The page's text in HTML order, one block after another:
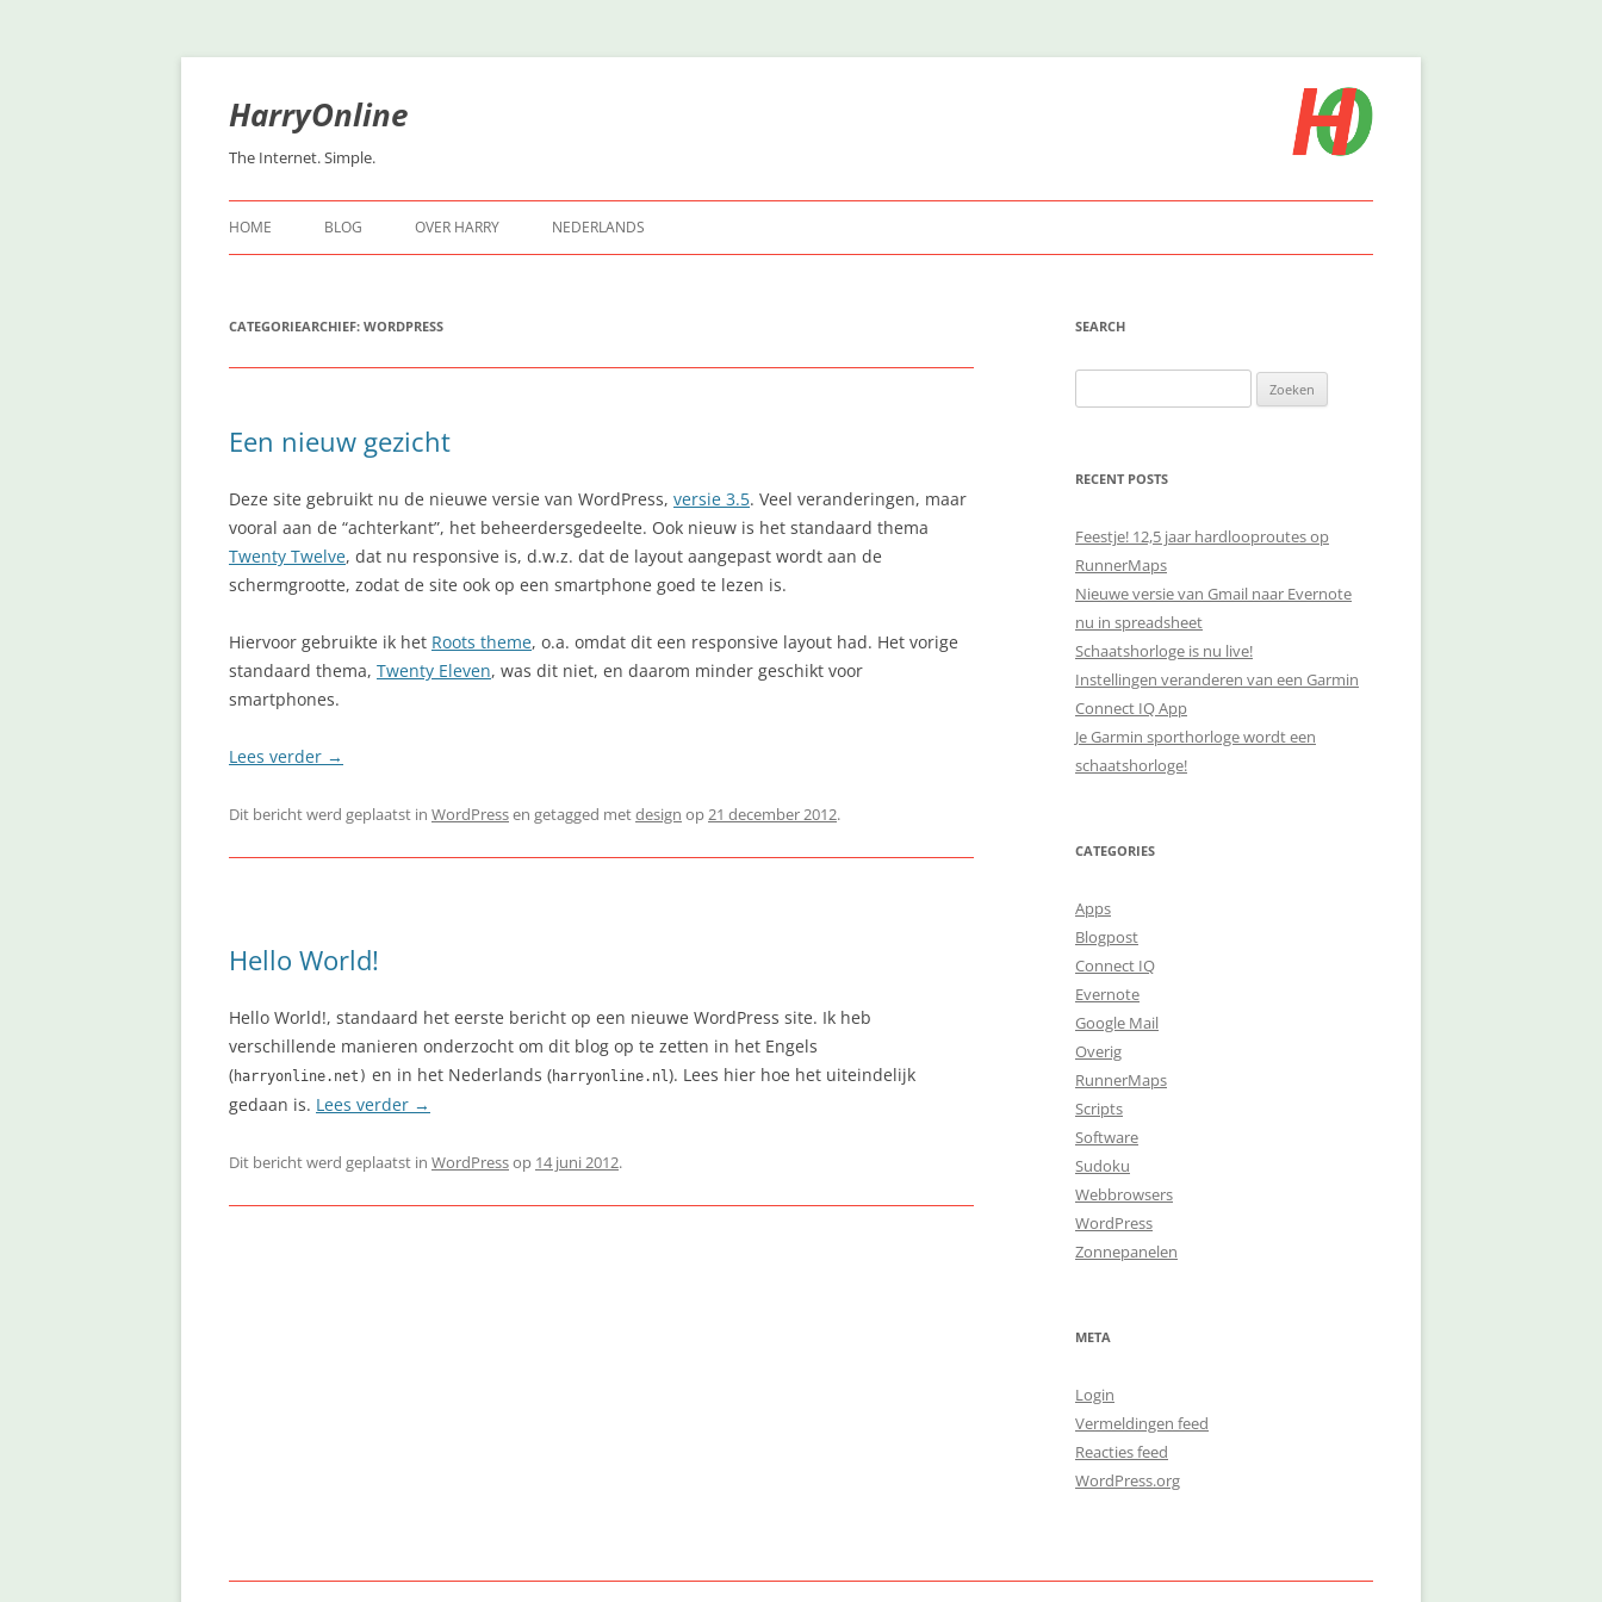
Ga
inhoud
HarryOnline
The Internet. Simple.
HOME BLOG OVER HARRY NEDERLANDS
CATEGORIEARCHIEF: WORDPRESS
Een nieuw gezicht
Deze site gebruikt nu de nieuwe versie van WordPress, versie 3.5. Veel veranderingen, maar
vooral aan de “achterkant”, het beheerdersgedeelte. Ook nieuw is het standaard thema
Twenty Twelve, dat nu responsive is, d.w.z. dat de layout aangepast wordt aan de
schermgrootte, zodat de site ook op een smartphone goed te lezen is.
Hiervoor gebruikte ik het Roots theme, o.a. omdat dit een responsive layout had. Het vorige
standaard thema, Twenty Eleven, was dit niet, en daarom minder geschikt voor
smartphones.
Lees verder →
Dit bericht werd geplaatst in WordPressen getagged metdesign op21 december 2012.
Hello World!
Hello World!, standaard het eerste bericht op een nieuwe WordPress site. Ik heb
verschillende manieren onderzocht om dit blog op te zetten in het Engels
(harryonline.net) en in het Nederlands (harryonline.nl). Lees hier hoe het uiteindelijk
gedaan is. Lees verder →
Dit bericht werd geplaatst in WordPressop 14 juni 2012.
SEARCH
naar:
RECENT POSTS
Feestje! 12,5 jaar hardlooproutes op
RunnerMaps
Nieuwe versie van Gmail naar Evernote
nu in spreadsheet
Schaatshorloge is nu live!
Instellingen veranderen van een Garmin
Connect IQ App
Je Garmin sporthorloge wordt een
schaatshorloge!
CATEGORIES
Apps
Blogpost
Connect IQ
Evernote
Google Mail
Overig
RunnerMaps
Scripts
Software
Sudoku
Webbrowsers
WordPress
Zonnepanelen
META
Login
Vermeldingen feed
Reacties feed
WordPress.org